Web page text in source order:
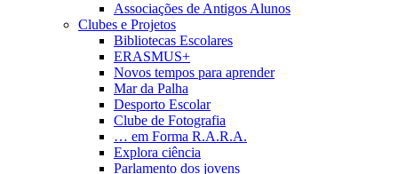
Associações de Antigos Alunos
Clubes e Projetos
Bibliotecas Escolares
ERASMUS+
Novos tempos para aprender
Mar da Palha
Desporto Escolar
Clube de Fotografia
… em Forma R.A.R.A.
Explora ciência
Parlamento dos jovens